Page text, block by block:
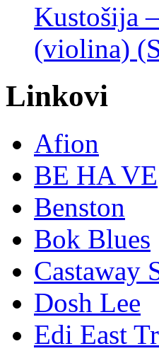
Kustošija
(violina)
Linkovi
Afion
BE HA VE
Benston
Bok Blues
Castaway
Dosh Lee
Edi East